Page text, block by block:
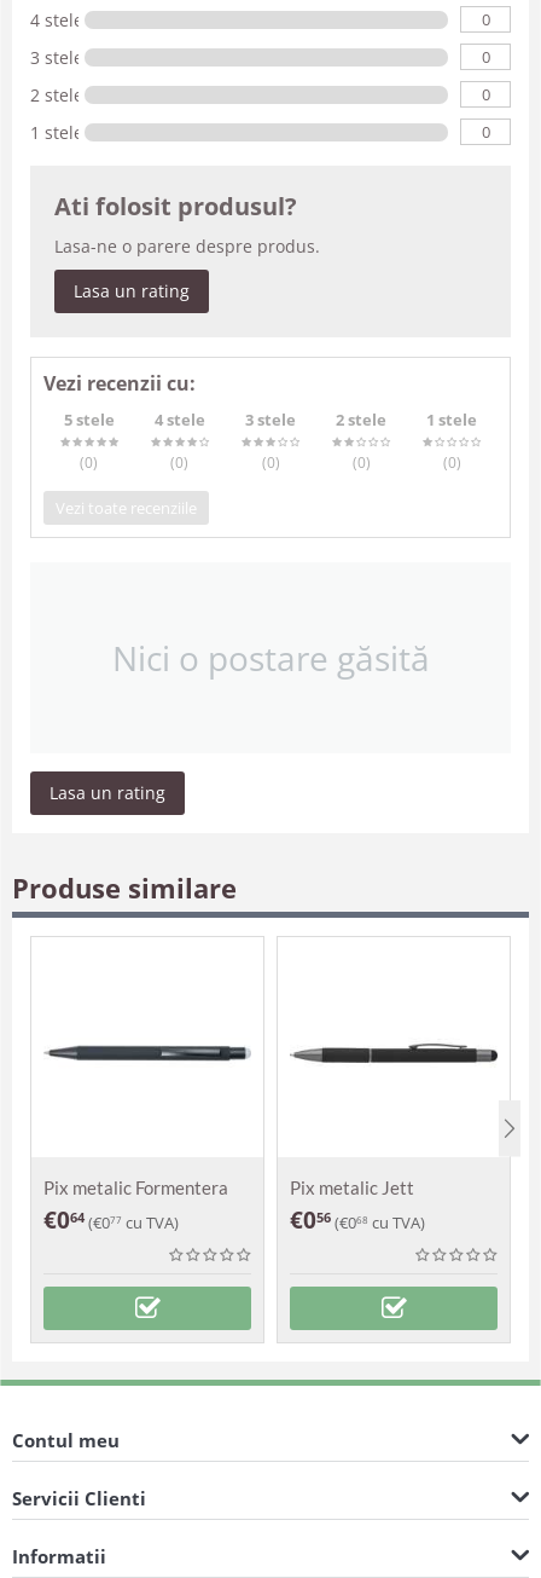
4 stele 0
3 stele 0
2 stele 0
1 stele 0
Ati folosit produsul?
Lasa-ne o parere despre produs.
Lasa un rating
Vezi recenzii cu:
5 stele
(0)
4 stele
(0)
3 stele
(0)
2 stele
(0)
1 stele
(0)
Vezi toate recenziile
Nici o postare găsită
Lasa un rating
Produse similare
Pix metalic Formentera
€064 (€077 cu TVA)
Pix metalic Jett
€056 (€068 cu TVA)
Contul meu
Servicii Clienti
Informatii